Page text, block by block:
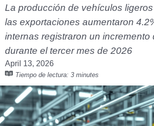
La producción de vehículos
las exportaciones aumentaron
internas registraron un incremento
durante el tercer mes de 2026
April 13, 2026
Tiempo de lectura: 3 minutes